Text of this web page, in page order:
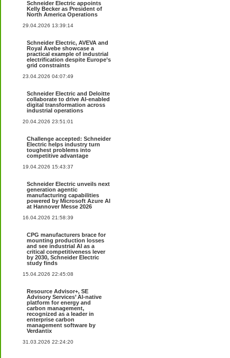
Schneider Electric appoints
Kelly Becker as President of
North America Operations
29.04.2026 13:39:14
Schneider Electric, AVEVA and
Royal Avebe showcase a
practical example of industrial
electrification despite Europe’s
grid constraints
23.04.2026 04:07:49
Schneider Electric and Deloitte
collaborate to drive AI-enabled
digital transformation across
industrial operations
20.04.2026 23:51:01
Challenge accepted: Schneider
Electric helps industry turn
toughest problems into
competitive advantage
19.04.2026 15:43:37
Schneider Electric unveils next
generation agentic
manufacturing capabilities
powered by Microsoft Azure AI
at Hannover Messe 2026
16.04.2026 21:58:39
CPG manufacturers brace for
mounting production losses
and see industrial AI as a
critical competitiveness lever
by 2030, Schneider Electric
study finds
15.04.2026 22:45:08
Resource Advisor+, SE
Advisory Services’ AI-native
platform for energy and
carbon management,
recognized as a leader in
enterprise carbon
management software by
Verdantix
31.03.2026 22:24:20